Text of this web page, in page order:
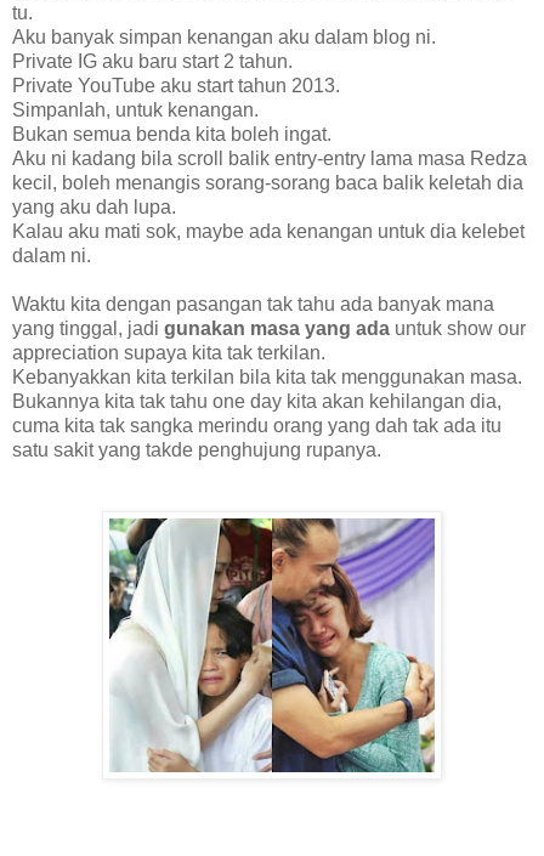
tu.
Aku banyak simpan kenangan aku dalam blog ni.
Private IG aku baru start 2 tahun.
Private YouTube aku start tahun 2013.
Simpanlah, untuk kenangan.
Bukan semua benda kita boleh ingat.
Aku ni kadang bila scroll balik entry-entry lama masa Redza
kecil, boleh menangis sorang-sorang baca balik keletah dia
yang aku dah lupa.
Kalau aku mati sok, maybe ada kenangan untuk dia kelebet
dalam ni.
Waktu kita dengan pasangan tak tahu ada banyak mana
yang tinggal, jadi gunakan masa yang ada untuk show our
appreciation supaya kita tak terkilan.
Kebanyakkan kita terkilan bila kita tak menggunakan masa.
Bukannya kita tak tahu one day kita akan kehilangan dia,
cuma kita tak sangka merindu orang yang dah tak ada itu
satu sakit yang takde penghujung rupanya.